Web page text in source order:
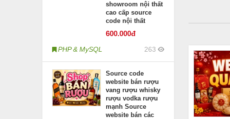
showroom nội thất
cao cấp source
code nội thất
600.000đ
PHP & MySQL 263
Source code
website bán rượu
vang rượu whisky
rượu vodka rượu
mạnh Source
website bán các